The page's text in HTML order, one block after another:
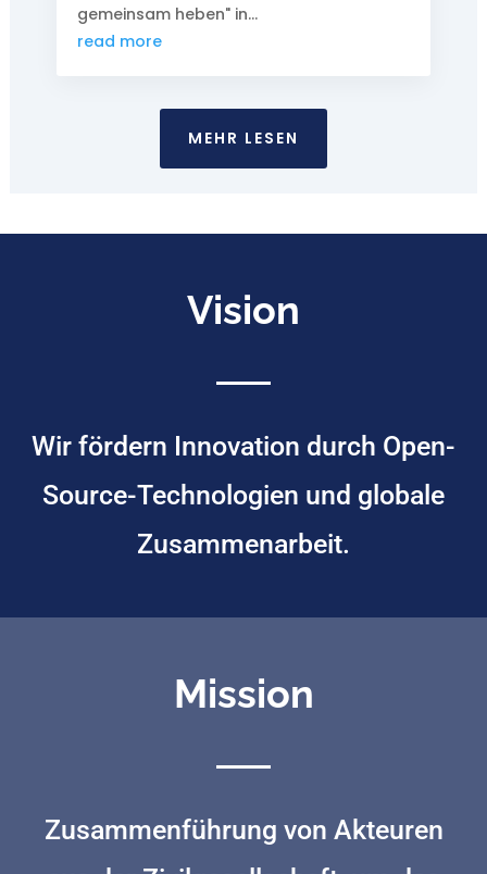
gemeinsam heben" in...
read more
MEHR LESEN
Vision
Wir fördern Innovation durch Open-
Source-Technologien und globale
Zusammenarbeit.
Mission
Zusammenführung von Akteuren